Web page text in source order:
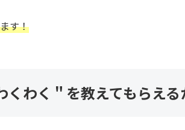
す！
わく＂を教えてもらえる